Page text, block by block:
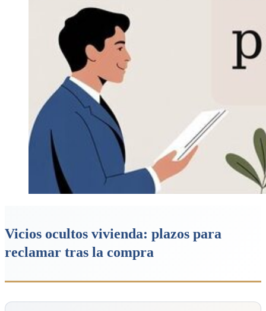
Vicios ocultos vivienda: plazos para
reclamar tras la compra